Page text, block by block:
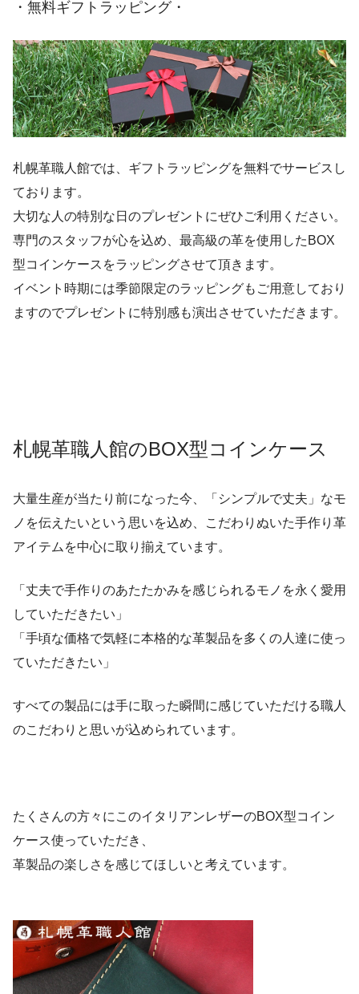
・無料ギフトラッピング・
札幌革職人館では、ギフトラッピングを無料でサービスし
ております。
大切な人の特別な日のプレゼントにぜひご利用ください。
専門のスタッフが心を込め、最高級の革を使用したBOX
型コインケースをラッピングさせて頂きます。
イベント時期には季節限定のラッピングもご用意しており
ますのでプレゼントに特別感も演出させていただきます。
札幌革職人館のBOX型コインケース
大量生産が当たり前になった今、「シンプルで丈夫」なモ
ノを伝えたいという思いを込め、こだわりぬいた手作り革
アイテムを中心に取り揃えています。
「丈夫で手作りのあたたかみを感じられるモノを永く愛用
していただきたい」
「手頃な価格で気軽に本格的な革製品を多くの人達に使っ
ていただきたい」
すべての製品には手に取った瞬間に感じていただける職人
のこだわりと思いが込められています。
たくさんの方々にこのイタリアンレザーのBOX型コイン
ケース使っていただき、
革製品の楽しさを感じてほしいと考えています。